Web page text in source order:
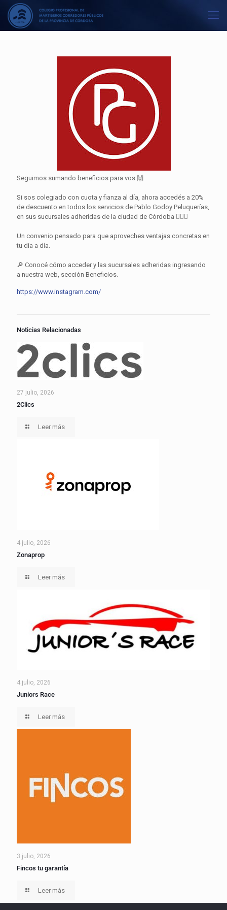
Seguimos sumando beneficios para vos 🙌
Si sos colegiado con cuota y fianza al día, ahora accedés a 20%
de descuento en todos los servicios de Pablo Godoy Peluquerías,
en sus sucursales adheridas de la ciudad de Córdoba 💇‍♂️✨
Un convenio pensado para que aproveches ventajas concretas en
tu día a día.
🔎 Conocé cómo acceder y las sucursales adheridas ingresando
a nuestra web, sección Beneficios.
https://www.instagram.com/
Noticias Relacionadas
27 julio, 2026
2Clics
Leer más
4 julio, 2026
Zonaprop
Leer más
4 julio, 2026
Juniors Race
Leer más
3 julio, 2026
Fincos tu garantía
Leer más